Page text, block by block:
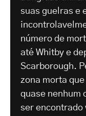
suas guelras e
número de
até Whitby e
Scarborough.
zona morta
quase nenhum
ser encontrado